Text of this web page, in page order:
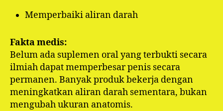
Memperbaiki aliran darah
Fakta medis:
Belum ada suplemen oral yang terbukti secara
ilmiah dapat memperbesar penis secara
permanen. Banyak produk bekerja dengan
meningkatkan aliran darah sementara, bukan
mengubah ukuran anatomis.